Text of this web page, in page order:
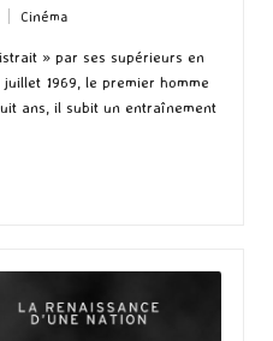
Posted
Cinéma
» par ses supérieurs en
1969, le premier homme
ans, il subit un entraînement